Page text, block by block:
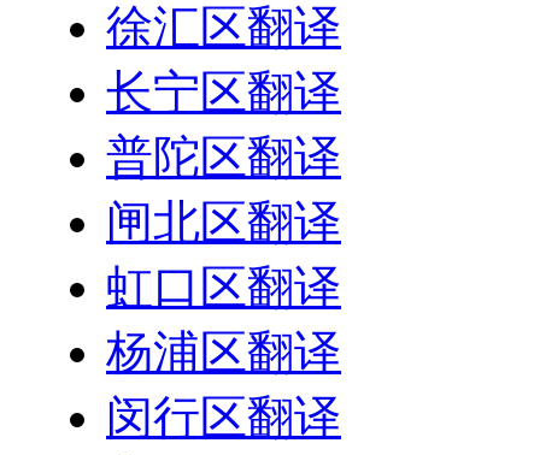
徐汇区翻译
长宁区翻译
普陀区翻译
闸北区翻译
虹口区翻译
杨浦区翻译
闵行区翻译